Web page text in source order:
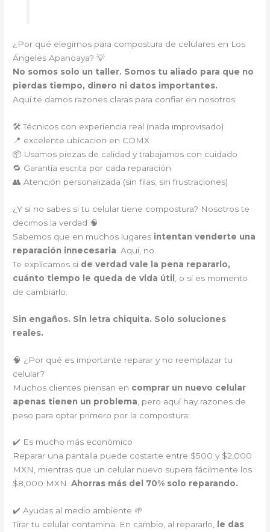
¿Por qué elegirnos para compostura de celulares en Los
Ángeles Apanoaya? 💡
No somos solo un taller. Somos tu aliado para que no
pierdas tiempo, dinero ni datos importantes.
Aquí te damos razones claras para confiar en nosotros:
🛠️ Técnicos con experiencia real (nada improvisado)
📍 excelente ubicacion en CDMX
📦 Usamos piezas de calidad y trabajamos con cuidado
🔁 Garantía escrita por cada reparación
👥 Atención personalizada (sin filas, sin frustraciones)
¿Y si no sabes si tu celular tiene compostura? Nosotros te
decimos la verdad 🧠
Sabemos que en muchos lugares intentan venderte una
reparación innecesaria . Aquí, no.
Te explicamos si de verdad vale la pena repararlo,
cuánto tiempo le queda de vida útil
, o si es momento
de cambiarlo.
Sin engaños. Sin letra chiquita. Solo soluciones
reales.
🧠 ¿Por qué es importante reparar y no reemplazar tu
celular?
Muchos clientes piensan en comprar un nuevo celular
apenas tienen un problema , pero aquí hay razones de
peso para optar primero por la compostura:
✔️ Es mucho más económico
Reparar una pantalla puede costarte entre $500 y $2,000
MXN, mientras que un celular nuevo supera fácilmente los
$8,000 MXN.Ahorras más del 70% solo reparando.
✔️ Ayudas al medio ambiente 🌱
Tirar tu celular contamina. En cambio, al repararlo, le das